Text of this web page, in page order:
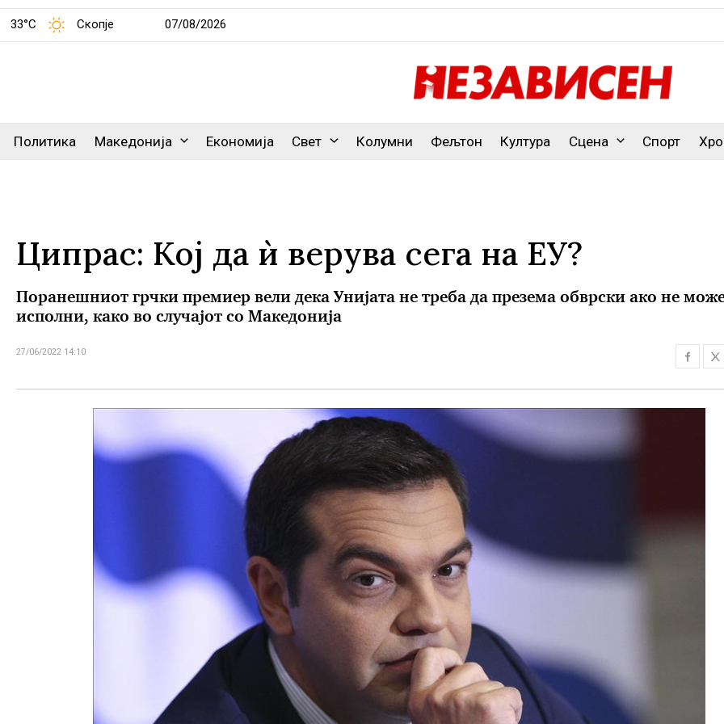
33°C Скопје 07/08/2026
Политика Македонија Економија Свет Колумни Фељтон Култура Сцена Спорт
Ципрас: Кој да ѝ верува сега на ЕУ?
Поранешниот грчки премиер вели дека Унијата не треба да презема обврски ако не
исполни, како во случајот со Македонија
27/06/2022 14:10